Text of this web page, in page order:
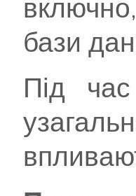
бази
Під